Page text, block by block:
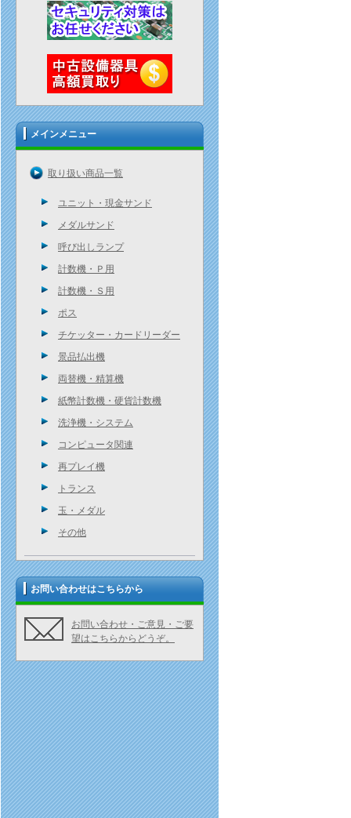
メインメニュー
取り扱い商品一覧
ユニット・現金サンド
メダルサンド
呼び出しランプ
計数機・Ｐ用
計数機・Ｓ用
ポス
チケッター・カードリーダー
景品払出機
両替機・精算機
紙幣計数機・硬貨計数機
洗浄機・システム
コンピュータ関連
再プレイ機
トランス
玉・メダル
その他
お問い合わせはこちらから
お問い合わせ・ご意見・ご要
望はこちらからどうぞ。